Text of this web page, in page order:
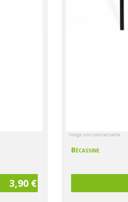
3,90 €
image non contractuelle
Bécassine